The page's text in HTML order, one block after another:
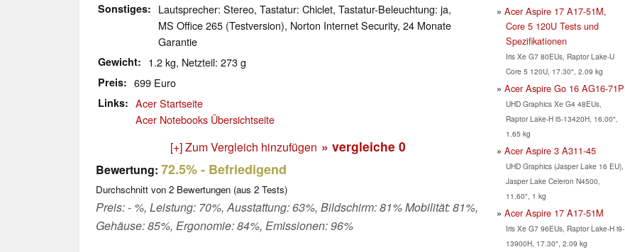
Sonstiges
Lautsprecher: Stereo, Tastatur: Chiclet, Tastatur-Beleuchtung: ja,
MS Office 265 (Testversion), Norton Internet Security, 24 Monate
Garantie
Gewicht 1.2 kg, Netzteil: 273 g
Preis 699 Euro
Links
Acer Startseite
Acer Notebooks Übersichtseite
[+] Zum Vergleich hinzufügen » vergleiche 0
Bewertung: 72.5%- Befriedigend
Durchschnitt von 2 Bewertungen (aus 2 Tests)
Preis: - %, Leistung: 70%, Ausstattung: 63%, Bildschirm: 81% Mobilität: 81%,
Gehäuse: 85%, Ergonomie: 84%, Emissionen: 96%
Acer Aspire 17 A17-51M,
Core 5 120U Tests und
Spezifikationen
Iris Xe G7 80EUs, Raptor Lake-U
Core 5 120U, 17.30", 2.09 kg
Acer Aspire Go 16 AG16-71P
UHD Graphics Xe G4 48EUs,
Raptor Lake-H i5-13420H, 16.00",
1.65 kg
Acer Aspire 3 A311-45
UHD Graphics (Jasper Lake 16 EU),
Jasper Lake Celeron N4500,
11.60", 1 kg
Acer Aspire 17 A17-51M
Iris Xe G7 96EUs, Raptor Lake-H i9-
13900H, 17.30", 2.09 kg